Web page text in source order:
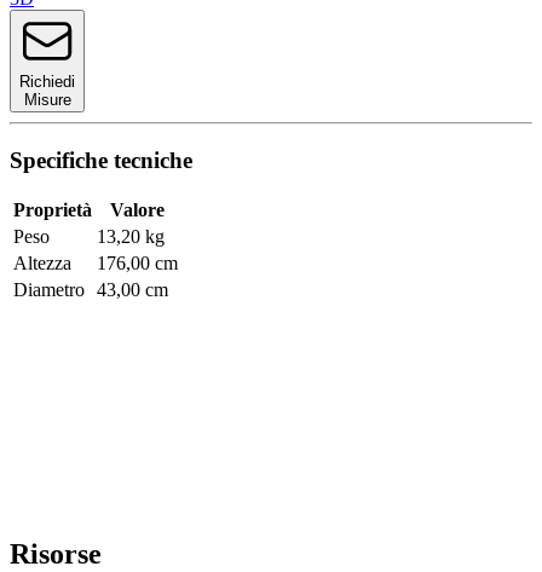
Richiedi
Misure
Specifiche tecniche
Proprietà
Valore
Peso
13,20 kg
Altezza
176,00 cm
Diametro 43,00 cm
Risorse